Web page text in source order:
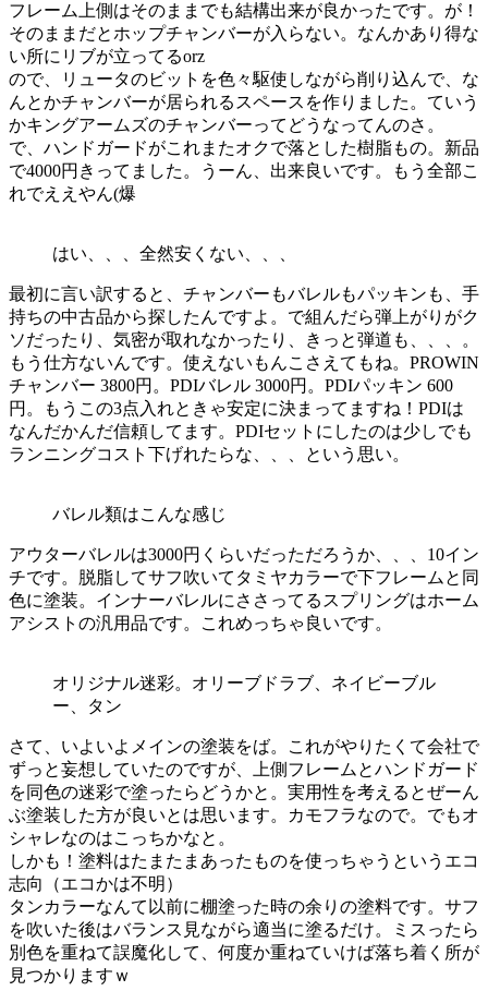
フレーム上側はそのままでも結構出来が良かったです。が！
そのままだとホップチャンバーが入らない。なんかあり得な
い所にリブが立ってるorz
ので、リュータのビットを色々駆使しながら削り込んで、な
んとかチャンバーが居られるスペースを作りました。ていう
かキングアームズのチャンバーってどうなってんのさ。
で、ハンドガードがこれまたオクで落とした樹脂もの。新品
で4000円きってました。うーん、出来良いです。もう全部こ
れでええやん(爆
はい、、、全然安くない、、、
最初に言い訳すると、チャンバーもバレルもパッキンも、手
持ちの中古品から探したんですよ。で組んだら弾上がりがク
ソだったり、気密が取れなかったり、きっと弾道も、、、。
もう仕方ないんです。使えないもんこさえてもね。PROWIN
チャンバー 3800円。PDIバレル 3000円。PDIパッキン 600
円。もうこの3点入れときゃ安定に決まってますね！PDIは
なんだかんだ信頼してます。PDIセットにしたのは少しでも
ランニングコスト下げれたらな、、、という思い。
バレル類はこんな感じ
アウターバレルは3000円くらいだっただろうか、、、10イン
チです。脱脂してサフ吹いてタミヤカラーで下フレームと同
色に塗装。インナーバレルにささってるスプリングはホーム
アシストの汎用品です。これめっちゃ良いです。
オリジナル迷彩。オリーブドラブ、ネイビーブル
ー、タン
さて、いよいよメインの塗装をば。これがやりたくて会社で
ずっと妄想していたのですが、上側フレームとハンドガード
を同色の迷彩で塗ったらどうかと。実用性を考えるとぜーん
ぶ塗装した方が良いとは思います。カモフラなので。でもオ
シャレなのはこっちかなと。
しかも！塗料はたまたまあったものを使っちゃうというエコ
志向（エコかは不明）
タンカラーなんて以前に棚塗った時の余りの塗料です。サフ
を吹いた後はバランス見ながら適当に塗るだけ。ミスったら
別色を重ねて誤魔化して、何度か重ねていけば落ち着く所が
見つかりますｗ